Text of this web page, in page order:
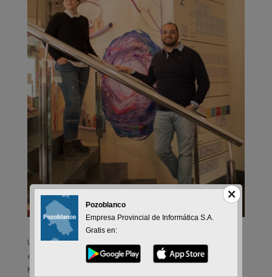
La concejala de Biblioteca, Rosario Rossi, ha inaugurado
esta mañana un nuevo espacio en la Biblioteca Pública
Municipal llamado el Rincón Violeta, “un espacio totalmente
Pozoblanco
Empresa Provincial de Informática S.A.
Gratis en: